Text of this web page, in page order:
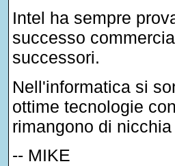
Intel ha sempre
successo
successori.
Nell'informatica si
ottime tecnologie
rimangono di
-- MIKE